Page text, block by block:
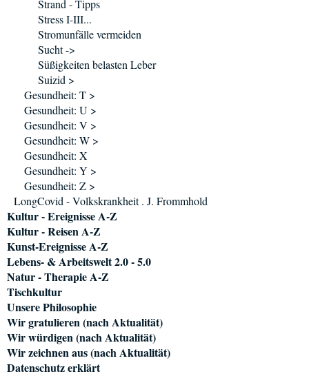
Strand - Tipps
Stress I-III...
Stromunfälle vermeiden
Sucht ->
Süßigkeiten belasten Leber
Suizid >
Gesundheit: T >
Gesundheit: U >
Gesundheit: V >
Gesundheit: W >
Gesundheit: X
Gesundheit: Y >
Gesundheit: Z >
LongCovid - Volkskrankheit . J. Frommhold
Kultur - Ereignisse A-Z
Kultur - Reisen A-Z
Kunst-Ereignisse A-Z
Lebens- & Arbeitswelt 2.0 - 5.0
Natur - Therapie A-Z
Tischkultur
Unsere Philosophie
Wir gratulieren (nach Aktualität)
Wir würdigen (nach Aktualität)
Wir zeichnen aus (nach Aktualität)
Datenschutz erklärt